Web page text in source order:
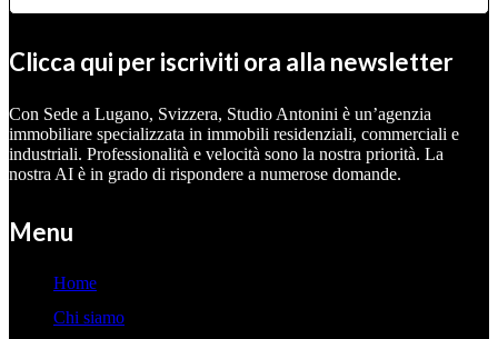
Clicca qui per iscriviti ora alla newsletter
Con Sede a Lugano, Svizzera, Studio Antonini è un’agenzia
immobiliare specializzata in immobili residenziali, commerciali e
industriali. Professionalità e velocità sono la nostra priorità. La
nostra AI è in grado di rispondere a numerose domande.
Menu
Home
Chi siamo